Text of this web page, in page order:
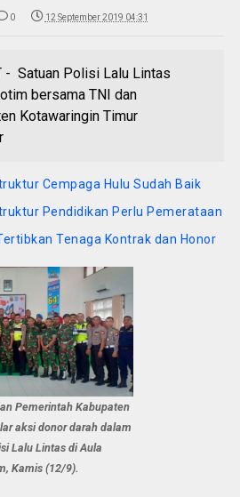
0 12 September 2019 04:31
- Satuan Polisi Lalu Lintas
bersama TNI dan
Kotawaringin Timur
Cempaga Hulu Sudah Baik
Pendidikan Perlu Pemerataan
Tenaga Kontrak dan Honor
Pemerintah Kabupaten
aksi donor darah dalam
Lalu Lintas di Aula
Kamis (12/9).